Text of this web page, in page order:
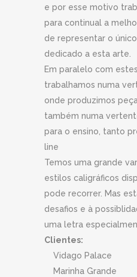
e por esse motivo
para continual a
de representar o
dedicado a esta arte.
Em paralelo com
trabalhamos numa
onde produzimos
também numa
para o ensino, tanto
line
Temos uma grande
estilos caligráficos
pode recorrer. Mas
desafios e à
uma letra
Clientes:
Vidago Palace
Marinha Grande